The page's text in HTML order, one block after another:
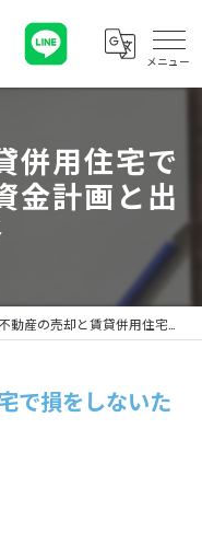
併用住宅で
金計画と出
不動産の売却と賃貸併用住宅で損をしないための資金計画と出口戦略
で損をしないた